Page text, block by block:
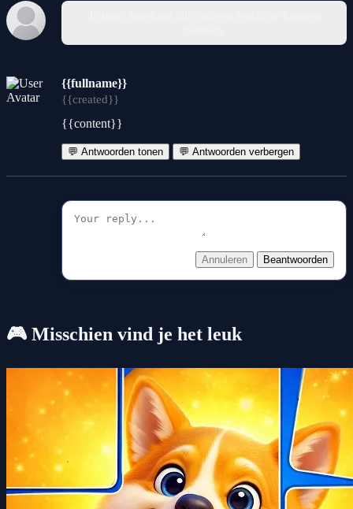
{{fullname}}
{{created}}
{{content}}
💬 Antwoorden tonen 💬 Antwoorden verbergen
Annuleren Beantwoorden
🎮 Misschien vind je het leuk